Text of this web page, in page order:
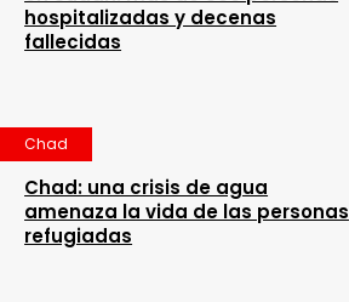
hospitalizadas y decenas
fallecidas
Chad
Chad: una crisis de agua
amenaza la vida de las personas
refugiadas